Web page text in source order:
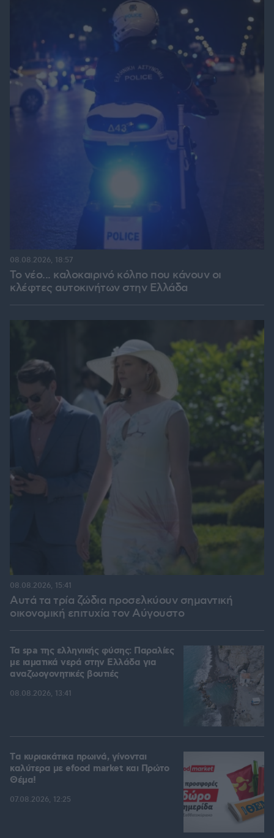
Το νέο... καλοκαιρινό κόλπο που κάνουν οι
κλέφτες αυτοκινήτων στην Ελλάδα
08.08.2026, 18:57
Αυτά τα τρία ζώδια προσελκύουν σημαντική
οικονομική επιτυχία τον Αύγουστο
08.08.2026, 15:41
Τα spa της ελληνικής φύσης: Παραλίες
με ιαματικά νερά στην Ελλάδα για
αναζωογονητικές βουτιές
08.08.2026, 13:41
Tα κυριακάτικα πρωινά, γίνονται
καλύτερα με efood market και Πρώτο
Θέμα!
07.08.2026, 12:25